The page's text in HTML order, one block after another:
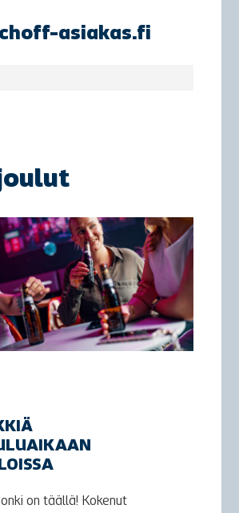
asiakas.fi
on täällä! Kokenut